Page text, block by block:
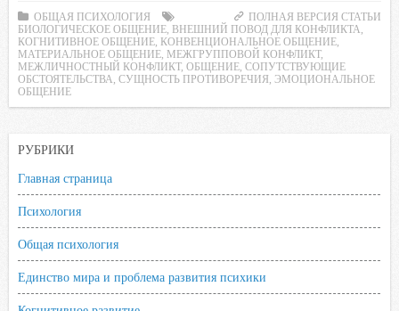
b
o
o
t
e
r
s
A
p
l
.
R
u
k
l
a
k
ПОЛНАЯ ВЕРСИЯ СТАТЬИ
ОБЩАЯ ПСИХОЛОГИЯ
БИОЛОГИЧЕСКОЕ ОБЩЕНИЕ
ВНЕШНИЙ ПОВОД ДЛЯ КОНФЛИКТА
КОГНИТИВНОЕ ОБЩЕНИЕ
КОНВЕНЦИОНАЛЬНОЕ ОБЩЕНИЕ
МАТЕРИАЛЬНОЕ ОБЩЕНИЕ
МЕЖГРУППОВОЙ КОНФЛИКТ,
МЕЖЛИЧНОСТНЫЙ КОНФЛИКТ, ОБЩЕНИЕ СОПУТСТВУЮЩИЕ
ОБСТОЯТЕЛЬСТВА
СУЩНОСТЬ ПРОТИВОРЕЧИЯ
ЭМОЦИОНАЛЬНОЕ
ОБЩЕНИЕ
РУБРИКИ
Главная страница
Психология
Общая психология
Единство мира и проблема развития психики